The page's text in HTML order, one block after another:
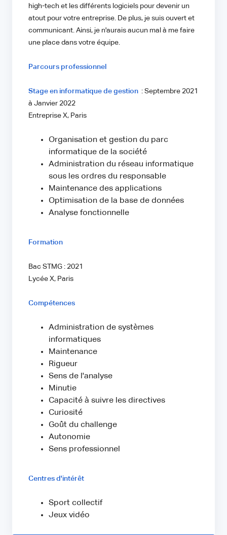
high-tech et les différents logiciels pour devenir un
atout pour votre entreprise. De plus, je suis ouvert et
communicant. Ainsi, je n'aurais aucun mal à me faire
une place dans votre équipe.
Parcours professionnel
Stage en informatique de gestion : Septembre 2021
à Janvier 2022
Entreprise X, Paris
Organisation et gestion du parc
informatique de la société
Administration du réseau informatique
sous les ordres du responsable
Maintenance des applications
Optimisation de la base de données
Analyse fonctionnelle
Formation
Bac STMG : 2021
Lycée X, Paris
Compétences
Administration de systèmes
informatiques
Maintenance
Rigueur
Sens de l'analyse
Minutie
Capacité à suivre les directives
Curiosité
Goût du challenge
Autonomie
Sens professionnel
Centres d'intérêt
Sport collectif
Jeux vidéo